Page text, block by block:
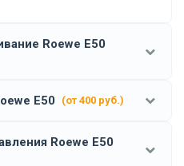
Roewe E50
E50 (от 400 руб.)
Roewe E50